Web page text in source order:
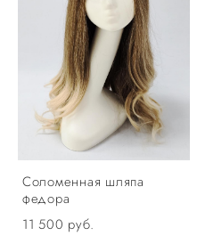
Соломенная шляпа
федора
11 500 pуб.